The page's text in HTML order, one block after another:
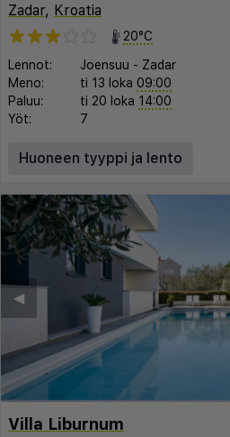
Zadar, Kroatia
20°C
Lennot:
Joensuu - Zadar
Meno:
ti 13 loka 09:00
Paluu:
ti 20 loka 14:00
Yöt:
7
Huoneen tyyppi ja lento
◀︎
Villa Liburnum